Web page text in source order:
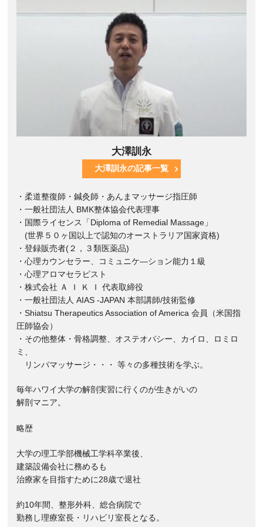
大澤訓永
大澤訓永の記事一覧
・柔道整復師・鍼灸師・あんまマッサージ指圧師
・一般社団法人 BMK整体協会代表理事
・国際ライセンス「Diploma of Remedial Massage」
(世界５０ヶ国以上で認知のオーストラリア国家資格)
・登録販売者(２，３類医薬品)
・心理カウンセラー、コミュニケ―ション能力１級
・心理アロマセラピスト
・株式会社 Ａ Ｉ Ｋ Ｉ 代表取締役
・一般社団法人 AIAS -JAPAN 本部講師/技術監修
・Shiatsu Therapeutics Association of America 会員（米国指
圧師協会）
・その他整体・骨格調整、オステオパシー、カイロ、ロミロ
ミ、
リンパマッサージ・・・ 等々の多種技術を学ぶ。
毎年ハワイ大学の解剖実習に行くのが生きがいの
解剖マニア。
略歴
大学の理工学部機械工学科卒業後、
建築設備会社に務めるも
治療家を目指すために28歳で退社
約10年間、整形外科、総合病院で
勤務し理療室長・リハビリ室長となる。